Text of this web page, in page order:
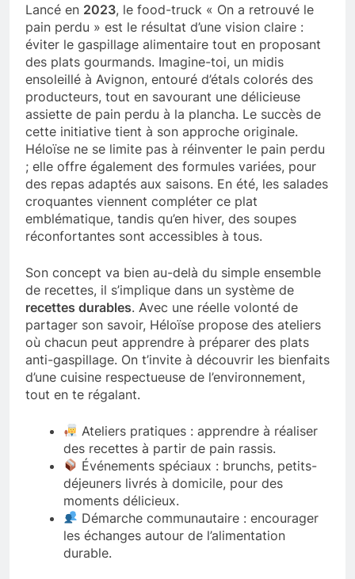
Lancé en 2023, le food-truck « On a retrouvé le
pain perdu » est le résultat d’une vision claire :
éviter le gaspillage alimentaire tout en proposant
des plats gourmands. Imagine-toi, un midis
ensoleillé à Avignon, entouré d’étals colorés des
producteurs, tout en savourant une délicieuse
assiette de pain perdu à la plancha. Le succès de
cette initiative tient à son approche originale.
Héloïse ne se limite pas à réinventer le pain perdu
; elle offre également des formules variées, pour
des repas adaptés aux saisons. En été, les salades
croquantes viennent compléter ce plat
emblématique, tandis qu’en hiver, des soupes
réconfortantes sont accessibles à tous.
Son concept va bien au-delà du simple ensemble
de recettes, il s’implique dans un système de
recettes durables. Avec une réelle volonté de
partager son savoir, Héloïse propose des ateliers
où chacun peut apprendre à préparer des plats
anti-gaspillage. On t’invite à découvrir les bienfaits
d’une cuisine respectueuse de l’environnement,
tout en te régalant.
Ateliers pratiques : apprendre à réaliser
des recettes à partir de pain rassis.
Événements spéciaux : brunchs, petits-
déjeuners livrés à domicile, pour des
moments délicieux.
Démarche communautaire : encourager
les échanges autour de l’alimentation
durable.